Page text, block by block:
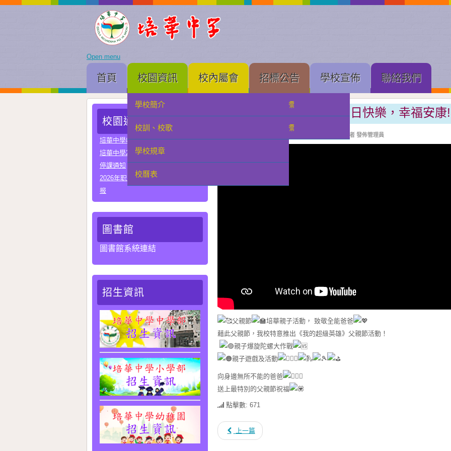
Open menu
首頁 校園資訊
學校簡介
校訓、校歌
學校規章
校曆表
校內屬會 招標公告
中學部招標
小幼部招標
學校宣佈 聯絡我們
校園通告
培華中學收費項目一覽表
培華中學2024-2025學年報名費
停課通知
2026年职业教育国家教学成果奖申
报
圖書館
圖書館系統連結
招生資訊
🥰培華祝願天下父親，節日快樂，幸福安康
作者 發佈管理員
父親節
培華親子活動， 致敬全能爸爸
藉此父親節，我校特意推出《我的超級英雄》父親節活動！
親子爆旋陀螺大作戰
親子遊戲及活動
向身邊無所不能的爸爸
送上最特別的父親節祝福
點擊數: 671
上一篇